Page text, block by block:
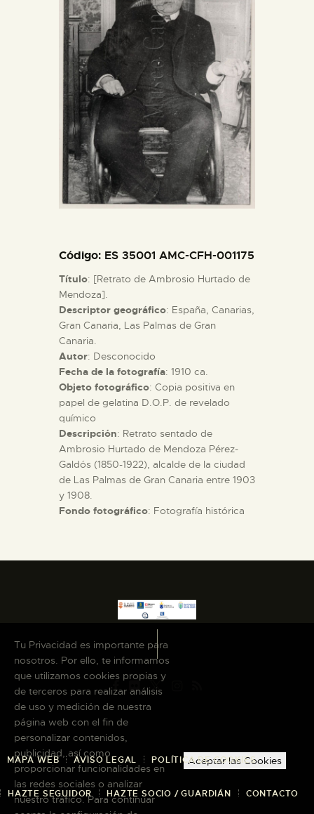
ACTIVIDADES
█
EL MUSEO
COLECCIONES
DIDÁCTICA
Código: ES 35001 AMC-CFH-001175
Título: [Retrato de Ambrosio Hurtado de
Mendoza].
Descriptor geográfico: España, Canarias,
Gran Canaria, Las Palmas de Gran
Canaria.
Autor: Desconocido
Fecha de la fotografía: 1910 ca.
Objeto fotográfico: Copia positiva en
papel de gelatina D.O.P. de revelado
químico
Descripción: Retrato sentado de
Ambrosio Hurtado de Mendoza Pérez-
Galdós (1850-1922), alcalde de la ciudad
de Las Palmas de Gran Canaria entre 1903
y 1908.
Fondo fotográfico: Fotografía histórica
MAPA WEB AVISO LEGAL POLÍTICA DE COOKIES
HAZTE SEGUIDOR HAZTE SOCIO / GUARDIÁN CONTACTO
Tu Privacidad es importante para
nosotros. Por ello, te informamos
que utilizamos cookies propias y
de terceros para realizar análisis
de uso y medición de nuestra
página web con el fin de
personalizar contenidos,
publicidad, así como
proporcionar funcionalidades en
las redes sociales o analizar
nuestro tráfico. Para continuar
Aceptar las Cookies